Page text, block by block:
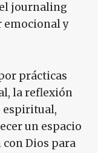
journaling
emocional y
prácticas
la reflexión
espiritual,
un espacio
con Dios para